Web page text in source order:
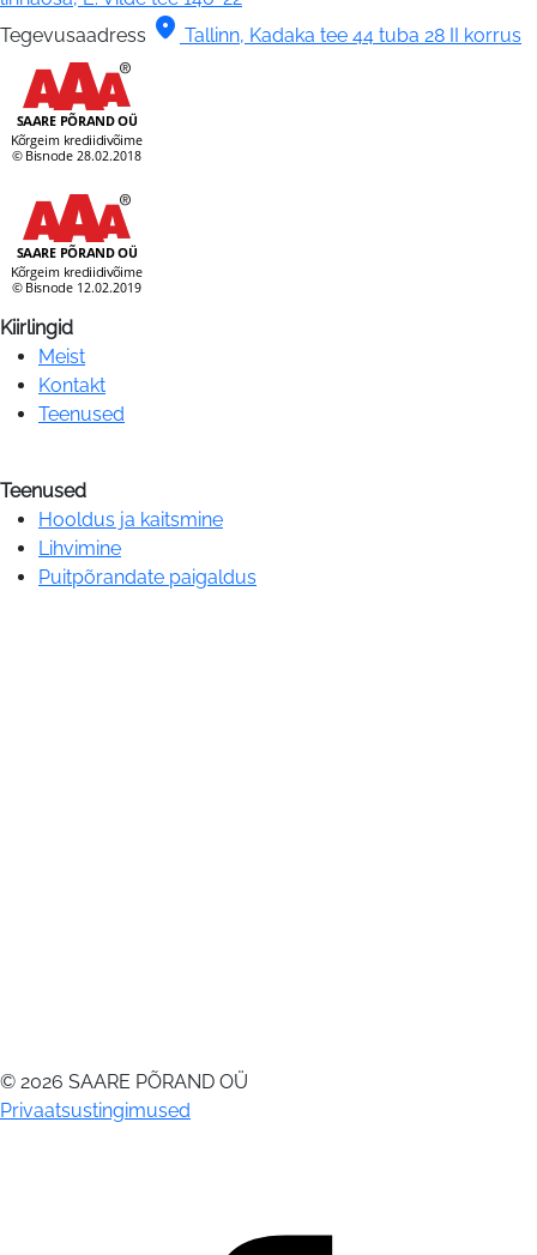
Tegevusaadress location_on Tallinn, Kadaka tee 44 tuba 28 II korrus
Kiirlingid
Meist
Kontakt
Teenused
Teenused
Hooldus ja kaitsmine
Lihvimine
Puitpõrandate paigaldus
© 2026 SAARE PÕRAND OÜ
Privaatsustingimused